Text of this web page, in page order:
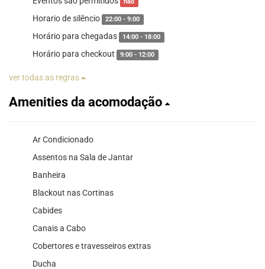
Horario de silêncio 22:00 - 9:00
Horário para chegadas 14:00 - 18:00
Horário para checkout 9:00 - 12:00
ver todas as regras
Amenities da acomodação
Ar Condicionado
Assentos na Sala de Jantar
Banheira
Blackout nas Cortinas
Cabides
Canais a Cabo
Cobertores e travesseiros extras
Ducha